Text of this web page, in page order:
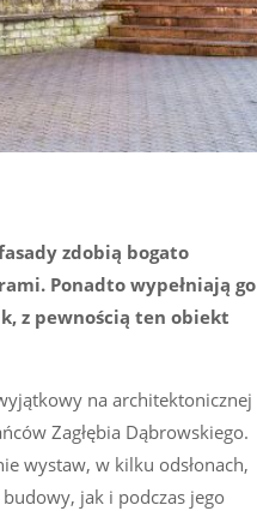
zdobią bogato
Ponadto wypełniają go
z pewnością ten obiekt
na architektonicznej
Zagłębia Dąbrowskiego.
wystaw, w kilku odsłonach,
jak i podczas jego